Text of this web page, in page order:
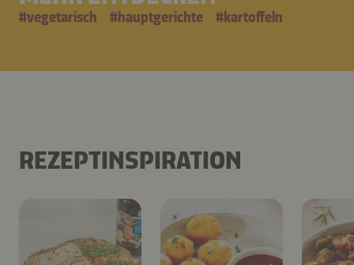
#vegetarisch #hauptgerichte #kartoffeln
REZEPTINSPIRATION